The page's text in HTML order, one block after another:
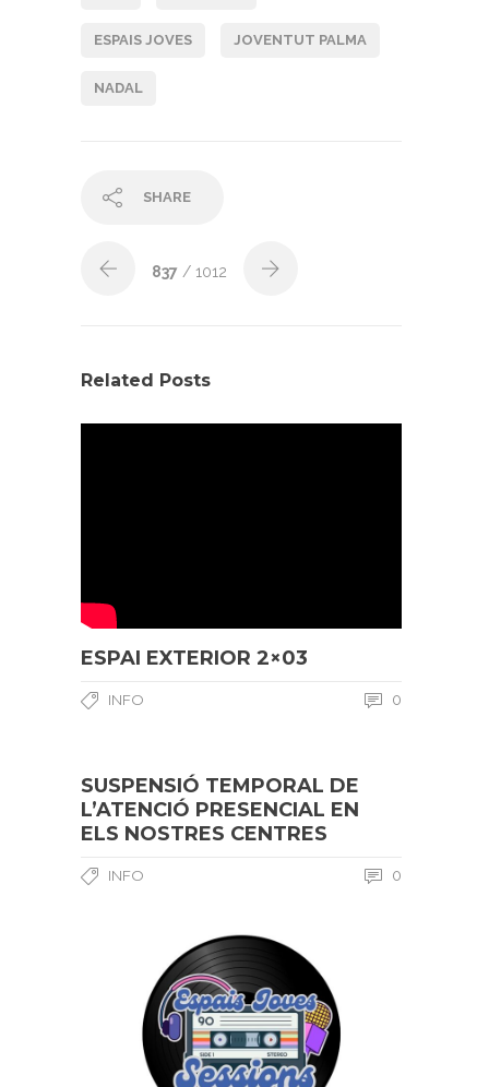
ESPAIS JOVES JOVENTUT PALMA
NADAL
SHARE
837 / 1012
Related Posts
ESPAI EXTERIOR 2×03
INFO 0
SUSPENSIÓ TEMPORAL DE
L’ATENCIÓ PRESENCIAL EN
ELS NOSTRES CENTRES
INFO 0